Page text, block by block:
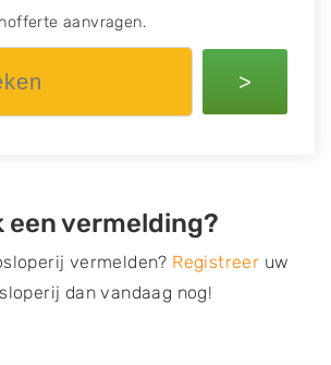
aanvragen.
>
een vermelding?
vermelden? Registreer uw
dan vandaag nog!